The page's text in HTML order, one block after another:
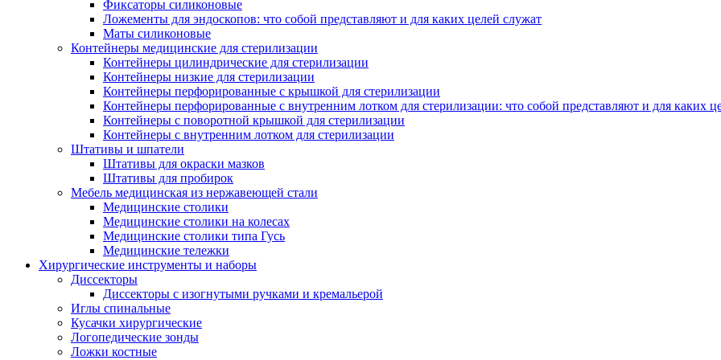
Фиксаторы силиконовые
Ложементы для эндоскопов: что собой представляют и для каких целей служат
Маты силиконовые
Контейнеры медицинские для стерилизации
Контейнеры цилиндрические для стерилизации
Контейнеры низкие для стерилизации
Контейнеры перфорированные с крышкой для стерилизации
Контейнеры перфорированные с внутренним лотком для стерилизации: что собой представляют и для каких
Контейнеры с поворотной крышкой для стерилизации
Контейнеры с внутренним лотком для стерилизации
Штативы и шпатели
Штативы для окраски мазков
Штативы для пробирок
Мебель медицинская из нержавеющей стали
Медицинские столики
Медицинские столики на колесах
Медицинские столики типа Гусь
Медицинские тележки
Хирургические инструменты и наборы
Диссекторы
Диссекторы с изогнутыми ручками и кремальерой
Иглы спинальные
Кусачки хирургические
Логопедические зонды
Ложки костные